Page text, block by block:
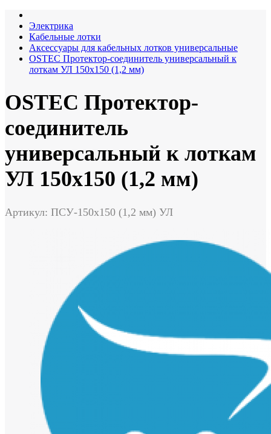
Электрика
Кабельные лотки
Аксессуары для кабельных лотков универсальные
OSTEC Протектор-соединитель универсальный к
лоткам УЛ 150х150 (1,2 мм)
OSTEC Протектор-
соединитель
универсальный к лоткам
УЛ 150х150 (1,2 мм)
Артикул: ПСУ-150х150 (1,2 мм) УЛ